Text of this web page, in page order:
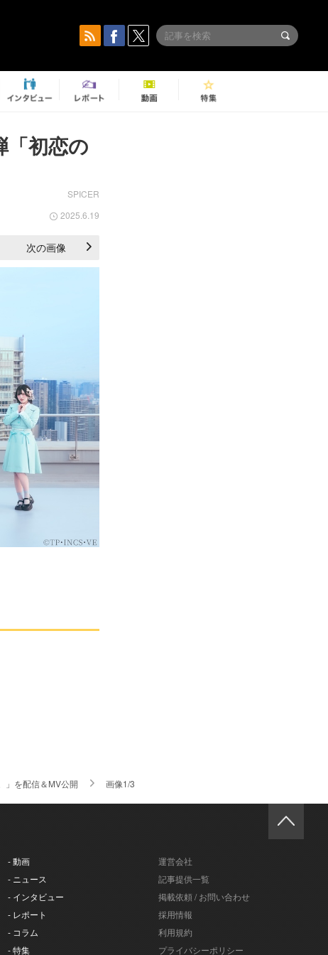
「初恋の
SPICER
2025.6.19
次の画像
」を配信＆MV公開 画像1/3
- 動画
- ニュース
- インタビュー
- レポート
- コラム
- 特集
運営会社
記事提供一覧
掲載依頼 / お問い合わせ
採用情報
利用規約
プライバシーポリシー